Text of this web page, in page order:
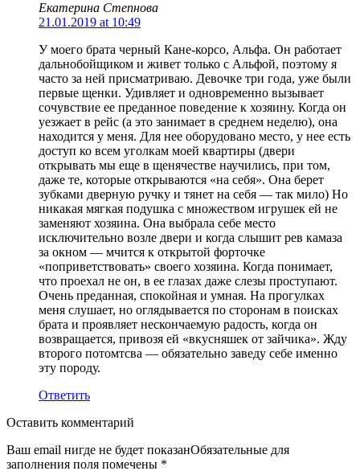
Екатерина Степнова
21.01.2019 at 10:49
У моего брата черный Кане-корсо, Альфа. Он работает
дальнобойщиком и живет только с Альфой, поэтому я
часто за ней присматриваю. Девочке три года, уже были
первые щенки. Удивляет и одновременно вызывает
сочувствие ее преданное поведение к хозяину. Когда он
уезжает в рейс (а это занимает в среднем неделю), она
находится у меня. Для нее оборудовано место, у нее есть
доступ ко всем уголкам моей квартиры (двери
открывать мы еще в щенячестве научились, при том,
даже те, которые открываются «на себя». Она берет
зубками дверную ручку и тянет на себя — так мило) Но
никакая мягкая подушка с множеством игрушек ей не
заменяют хозяина. Она выбрала себе место
исключительно возле двери и когда слышит рев камаза
за окном — мчится к открытой форточке
«поприветствовать» своего хозяина. Когда понимает,
что проехал не он, в ее глазах даже слезы проступают.
Очень преданная, спокойная и умная. На прогулках
меня слушает, но оглядывается по сторонам в поисках
брата и проявляет нескончаемую радость, когда он
возвращается, привозя ей «вкусняшек от зайчика». Жду
второго потомтсва — обязательно заведу себе именно
эту породу.
Ответить
Оставить комментарий
Ваш email нигде не будет показанОбязательные для
заполнения поля помечены *